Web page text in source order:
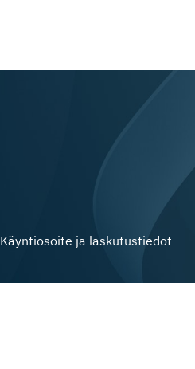
Käyntiosoite ja laskutustiedot